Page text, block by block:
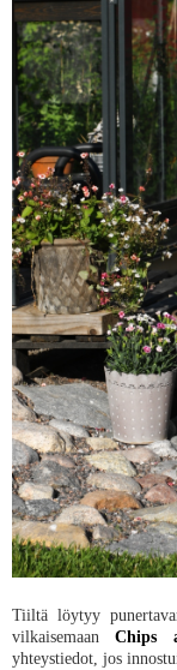
Tiiltä löytyy
vilkaisemaanChips
yhteystiedot, jos